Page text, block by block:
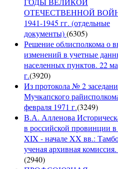
ОТЕЧЕСТВЕННОЙ
1941-1945 гг. (отдельные
документы)(6305)
Решение облисполкома о
изменений в учетные
населенных пунктов. 22
г.(3920)
Из протокола № 2
Мучкапского
февраля 1971 г.(3249)
В.А. Алленова
в российской провинции
XIX - начале XX вв.:
ученая архивная
(2940)